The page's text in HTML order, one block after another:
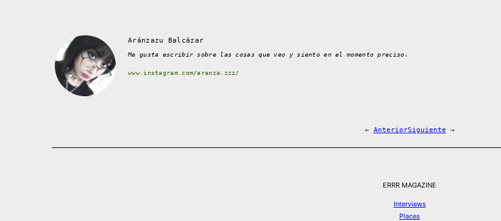
Aránzazu Balcázar
Me gusta escribir sobre las cosas que veo y siento en el momento preciso.
www.instagram.com/aranza.zzz/
← AnteriorSiguiente →
ERRR MAGAZINE
Interviews
Places